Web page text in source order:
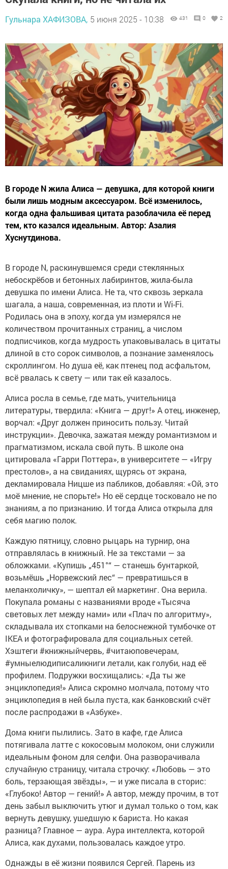
Гульнара ХАФИЗОВА, 5 июня 2025 - 10:38 431 0 2
В городе N жила Алиса — девушка, для которой книги
были лишь модным аксессуаром. Всё изменилось,
когда одна фальшивая цитата разоблачила её перед
тем, кто казался идеальным. Автор: Азалия
Хуснутдинова.
В городе N, раскинувшемся среди стеклянных
небоскрёбов и бетонных лабиринтов, жила-была
девушка по имени Алиса. Не та, что сквозь зеркала
шагала, а наша, современная, из плоти и Wi-Fi.
Родилась она в эпоху, когда ум измерялся не
количеством прочитанных страниц, а числом
подписчиков, когда мудрость упаковывалась в цитаты
длиной в сто сорок символов, а познание заменялось
скроллингом. Но душа её, как птенец под асфальтом,
всё рвалась к свету — или так ей казалось.
Алиса росла в семье, где мать, учительница
литературы, твердила: «Книга — друг!» А отец, инженер,
ворчал: «Друг должен приносить пользу. Читай
инструкции». Девочка, зажатая между романтизмом и
прагматизмом, искала свой путь. В школе она
цитировала «Гарри Поттера», в университете — «Игру
престолов», а на свиданиях, щурясь от экрана,
декламировала Ницше из пабликов, добавляя: «Ой, это
моё мнение, не спорьте!» Но её сердце тосковало не по
знаниям, а по признанию. И тогда Алиса открыла для
себя магию полок.
Каждую пятницу, словно рыцарь на турнир, она
отправлялась в книжный. Не за текстами — за
обложками. «Купишь „451°“ — станешь бунтаркой,
возьмёшь „Норвежский лес“ — превратишься в
меланхоличку», — шептал ей маркетинг. Она верила.
Покупала романы с названиями вроде «Тысяча
световых лет между нами» или «Плач по алгоритму»,
складывала их стопками на белоснежной тумбочке от
IKEA и фотографировала для социальных сетей.
Хэштеги #книжныйчервь, #читаюповечерам,
#умныелюдиписаликниги летали, как голуби, над её
профилем. Подружки восхищались: «Да ты же
энциклопедия!» Алиса скромно молчала, потому что
энциклопедия в ней была пуста, как банковский счёт
после распродажи в «Азбуке».
Дома книги пылились. Зато в кафе, где Алиса
потягивала латте с кокосовым молоком, они служили
идеальным фоном для селфи. Она разворачивала
случайную страницу, читала строчку: «Любовь — это
боль, терзающая звёзды», — и уже писала в сторис:
«Глубоко! Автор — гений!» А автор, между прочим, в тот
день забыл выключить утюг и думал только о том, как
вернуть девушку, ушедшую к бариста. Но какая
разница? Главное — аура. Аура интеллекта, которой
Алиса, как духами, пользовалась каждое утро.
Однажды в её жизни появился Сергей. Парень из